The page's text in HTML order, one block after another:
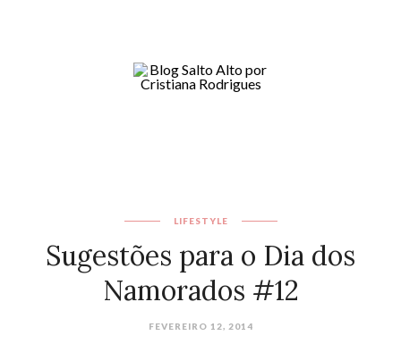
LIFESTYLE
Sugestões para o Dia dos
Namorados #12
FEVEREIRO 12, 2014